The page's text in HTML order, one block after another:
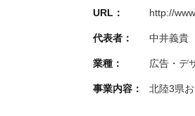
URL： http://
代表者： 中井義貴
業種： 広告・デ
事業内容： 北陸3県